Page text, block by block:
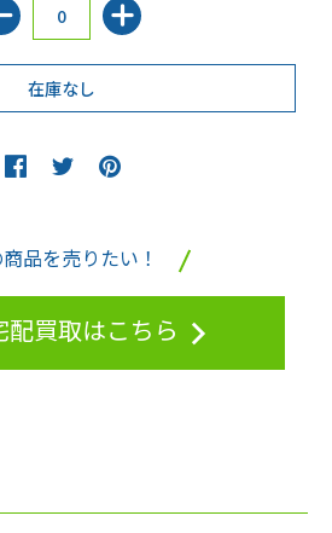
品を売りたい！
配買取はこちら